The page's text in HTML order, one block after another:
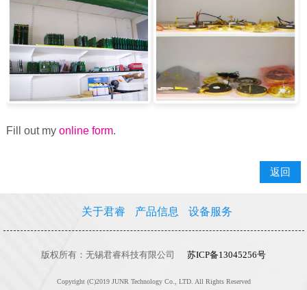
Fill out my online form.
返回
关于君睿 产品信息 设备服务
版权所有：无锡君睿科技有限公司苏ICP备13045256号
Copyright (C)2019 JUNR Technology Co., LTD. All Rights Reserved